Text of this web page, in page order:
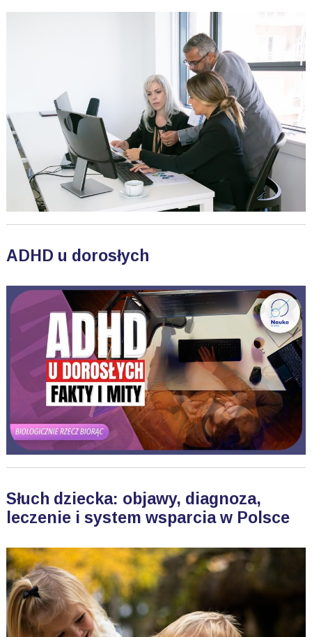
ADHD u dorosłych
Słuch dziecka: objawy, diagnoza,
leczenie i system wsparcia w Polsce